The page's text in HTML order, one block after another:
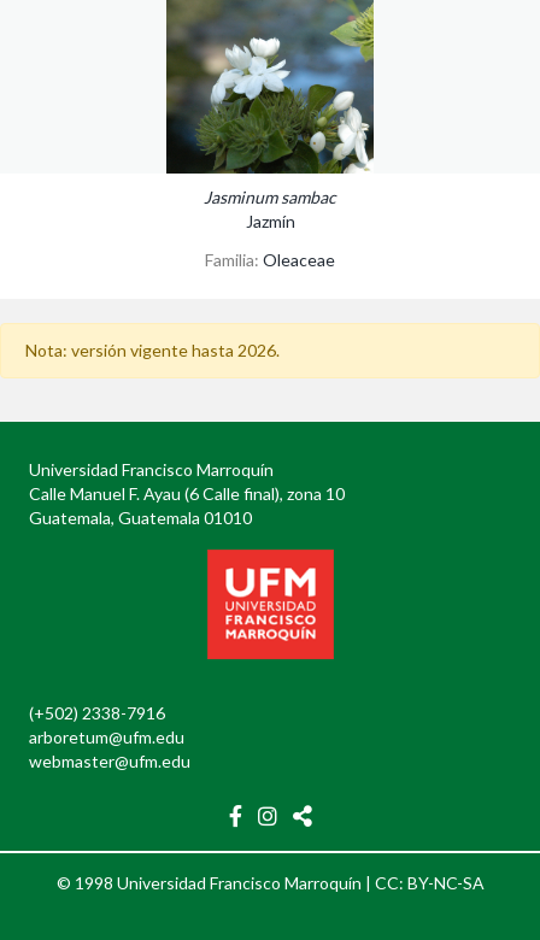
Jasminum sambac
Jazmín
Familia: Oleaceae
Nota: versión vigente hasta 2026.
Universidad Francisco Marroquín
Calle Manuel F. Ayau (6 Calle final), zona 10
Guatemala, Guatemala 01010
(+502) 2338-7916
arboretum@ufm.edu
webmaster@ufm.edu
© 1998 Universidad Francisco Marroquín | CC: BY-NC-SA